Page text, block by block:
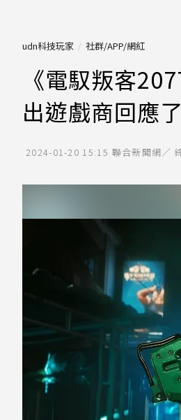
udn科技玩家 社群/APP/網紅
《電馭叛客
出遊戲商回應了
2024-01-20 15:15 聯合新聞網／